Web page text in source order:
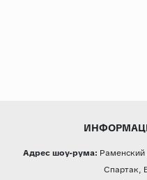
Адрес шоу-рума: Раменский
Спартак,